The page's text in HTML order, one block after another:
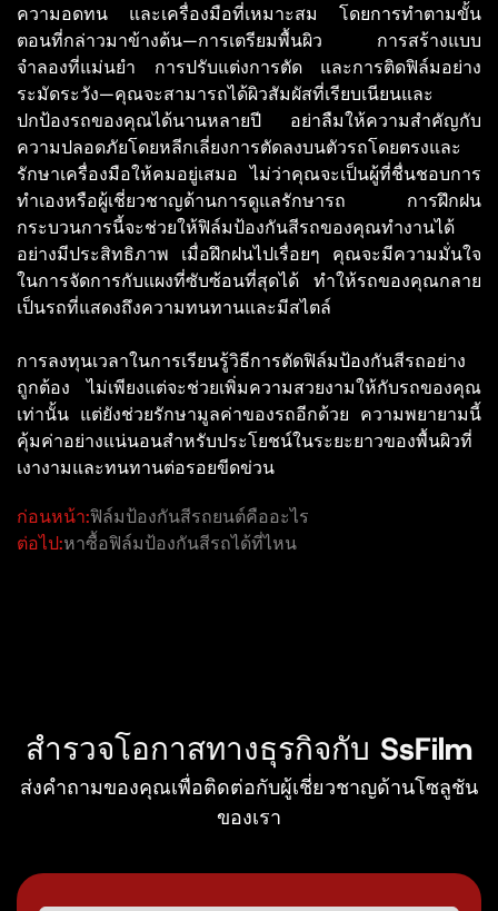
ความอดทน และเครื่องมือที่เหมาะสม โดยการทำตามขั้น
ตอนที่กล่าวมาข้างต้น—การเตรียมพื้นผิว การสร้างแบบ
จำลองที่แม่นยำ การปรับแต่งการตัด และการติดฟิล์มอย่าง
ระมัดระวัง—คุณจะสามารถได้ผิวสัมผัสที่เรียบเนียนและ
ปกป้องรถของคุณได้นานหลายปี อย่าลืมให้ความสำคัญกับ
ความปลอดภัยโดยหลีกเลี่ยงการตัดลงบนตัวรถโดยตรงและ
รักษาเครื่องมือให้คมอยู่เสมอ ไม่ว่าคุณจะเป็นผู้ที่ชื่นชอบการ
ทำเองหรือผู้เชี่ยวชาญด้านการดูแลรักษารถ การฝึกฝน
กระบวนการนี้จะช่วยให้ฟิล์มป้องกันสีรถของคุณทำงานได้
อย่างมีประสิทธิภาพ เมื่อฝึกฝนไปเรื่อยๆ คุณจะมีความมั่นใจ
ในการจัดการกับแผงที่ซับซ้อนที่สุดได้ ทำให้รถของคุณกลาย
เป็นรถที่แสดงถึงความทนทานและมีสไตล์
การลงทุนเวลาในการเรียนรู้วิธีการตัดฟิล์มป้องกันสีรถอย่าง
ถูกต้อง ไม่เพียงแต่จะช่วยเพิ่มความสวยงามให้กับรถของคุณ
เท่านั้น แต่ยังช่วยรักษามูลค่าของรถอีกด้วย ความพยายามนี้
คุ้มค่าอย่างแน่นอนสำหรับประโยชน์ในระยะยาวของพื้นผิวที่
เงางามและทนทานต่อรอยขีดข่วน
ก่อนหน้า:ฟิล์มป้องกันสีรถยนต์คืออะไร
ต่อไป:หาซื้อฟิล์มป้องกันสีรถได้ที่ไหน
สำรวจโอกาสทางธุรกิจกับ SsFilm
ส่งคำถามของคุณเพื่อติดต่อกับผู้เชี่ยวชาญด้านโซลูชัน
ของเรา